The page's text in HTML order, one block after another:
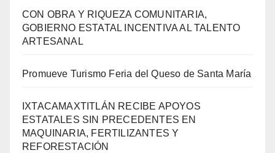
CON OBRA Y RIQUEZA COMUNITARIA,
GOBIERNO ESTATAL INCENTIVA AL TALENTO
ARTESANAL
Promueve Turismo Feria del Queso de Santa María
IXTACAMAXTITLÁN RECIBE APOYOS
ESTATALES SIN PRECEDENTES EN
MAQUINARIA, FERTILIZANTES Y
REFORESTACIÓN